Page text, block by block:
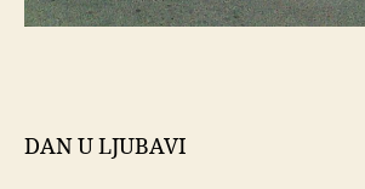
DAN U LJUBAVI